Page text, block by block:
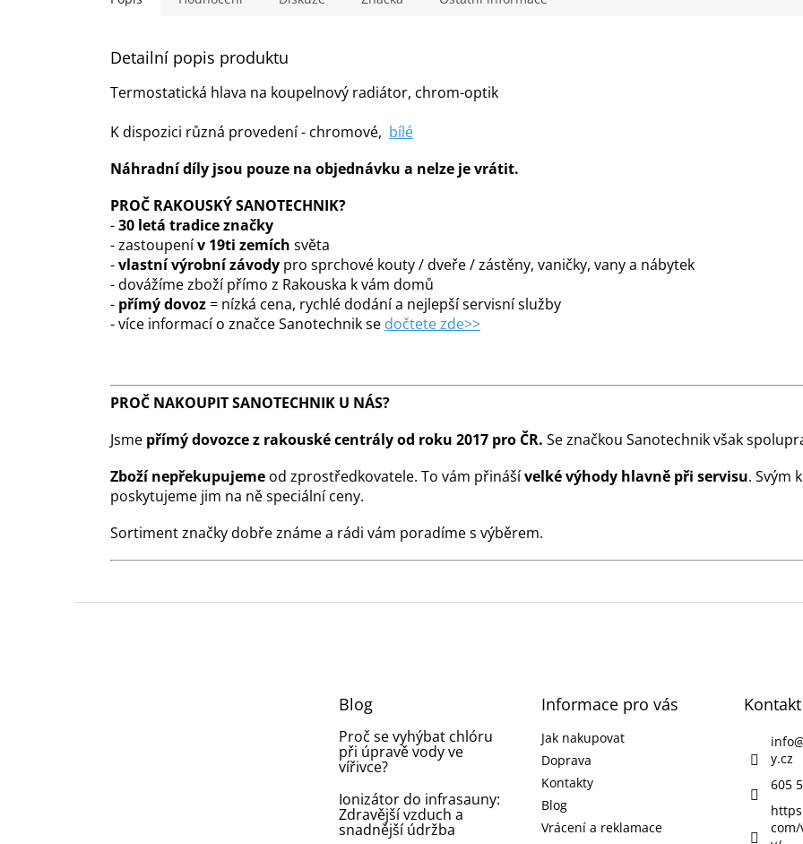
Detailní popis produktu
Termostatická hlava na koupelnový radiátor, chrom-optik
K dispozici různá provedení - chromové, bílé
Náhradní díly jsou pouze na objednávku a nelze je vrátit.
PROČ RAKOUSKÝ SANOTECHNIK?
-30 letá tradice značky
- zastoupenív 19ti zemích světa
-vlastní výrobní závody pro sprchové kouty / dveře / zástěny, vaničky, vany a nábytek
- dovážíme zboží přímo z Rakouska k vám domů
- přímý dovoz= nízká cena, rychlé dodání a nejlepší servisní služby
- více informací o značce Sanotechnik se dočtete zde>>
PROČ NAKOUPIT SANOTECHNIK U NÁS?
Jsme přímý dovozce z rakouské centrály od roku 2017 pro ČR. Se značkou Sanotechnik však
Zboží nepřekupujeme od zprostředkovatele. To vám přinášívelké výhody hlavně při servisu. Svým
poskytujeme jim na ně speciální ceny.
Sortiment značky dobře známe a rádi vám poradíme s výběrem.
Blog
Proč se vyhýbat chlóru
při úpravě vody ve
vířivce?
Ionizátor do infrasauny:
Zdravější vzduch a
snadnější údržba
Informace pro vás
Jak nakupovat
Doprava
Kontakty
Blog
Vrácení a reklamace
Kontakt
info
y.cz
605